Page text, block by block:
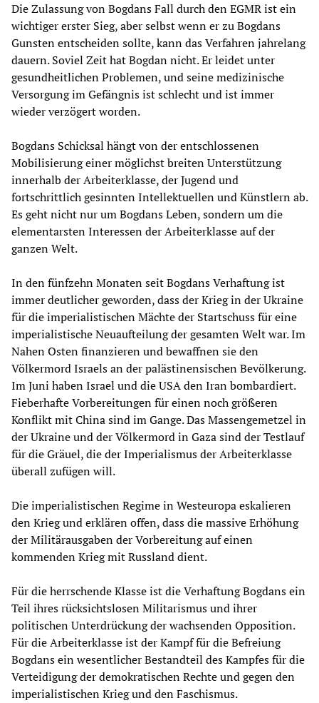
Die Zulassung von Bogdans Fall durch den EGMR ist ein
wichtiger erster Sieg, aber selbst wenn er zu Bogdans
Gunsten entscheiden sollte, kann das Verfahren jahrelang
dauern. Soviel Zeit hat Bogdan nicht. Er leidet unter
gesundheitlichen Problemen, und seine medizinische
Versorgung im Gefängnis ist schlecht und ist immer
wieder verzögert worden.
Bogdans Schicksal hängt von der entschlossenen
Mobilisierung einer möglichst breiten Unterstützung
innerhalb der Arbeiterklasse, der Jugend und
fortschrittlich gesinnten Intellektuellen und Künstlern ab.
Es geht nicht nur um Bogdans Leben, sondern um die
elementarsten Interessen der Arbeiterklasse auf der
ganzen Welt.
In den fünfzehn Monaten seit Bogdans Verhaftung ist
immer deutlicher geworden, dass der Krieg in der Ukraine
für die imperialistischen Mächte der Startschuss für eine
imperialistische Neuaufteilung der gesamten Welt war. Im
Nahen Osten finanzieren und bewaffnen sie den
Völkermord Israels an der palästinensischen Bevölkerung.
Im Juni haben Israel und die USA den Iran bombardiert.
Fieberhafte Vorbereitungen für einen noch größeren
Konflikt mit China sind im Gange. Das Massengemetzel in
der Ukraine und der Völkermord in Gaza sind der Testlauf
für die Gräuel, die der Imperialismus der Arbeiterklasse
überall zufügen will.
Die imperialistischen Regime in Westeuropa eskalieren
den Krieg und erklären offen, dass die massive Erhöhung
der Militärausgaben der Vorbereitung auf einen
kommenden Krieg mit Russland dient.
Für die herrschende Klasse ist die Verhaftung Bogdans ein
Teil ihres rücksichtslosen Militarismus und ihrer
politischen Unterdrückung der wachsenden Opposition.
Für die Arbeiterklasse ist der Kampf für die Befreiung
Bogdans ein wesentlicher Bestandteil des Kampfes für die
Verteidigung der demokratischen Rechte und gegen den
imperialistischen Krieg und den Faschismus.